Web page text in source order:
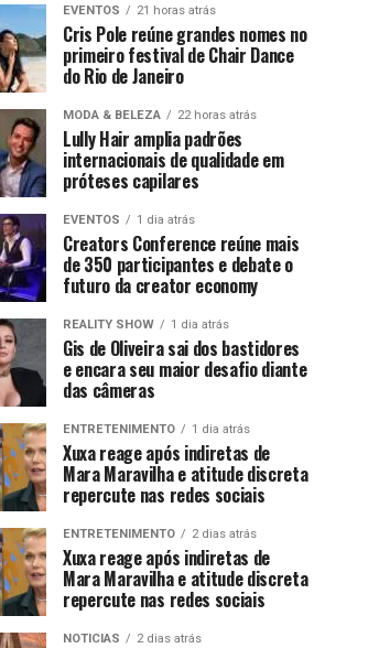
EVENTOS 21 horas atrás
Cris Pole reúne grandes nomes no
primeiro festival de Chair Dance
do Rio de Janeiro
MODA & BELEZA 22 horas atrás
Lully Hair amplia padrões
internacionais de qualidade em
próteses capilares
EVENTOS 1 dia atrás
Creators Conference reúne mais
de 350 participantes e debate o
futuro da creator economy
REALITY SHOW 1 dia atrás
Gis de Oliveira sai dos bastidores
e encara seu maior desafio diante
das câmeras
ENTRETENIMENTO 1 dia atrás
Xuxa reage após indiretas de
Mara Maravilha e atitude discreta
repercute nas redes sociais
ENTRETENIMENTO 2 dias atrás
Xuxa reage após indiretas de
Mara Maravilha e atitude discreta
repercute nas redes sociais
NOTICIAS 2 dias atrás